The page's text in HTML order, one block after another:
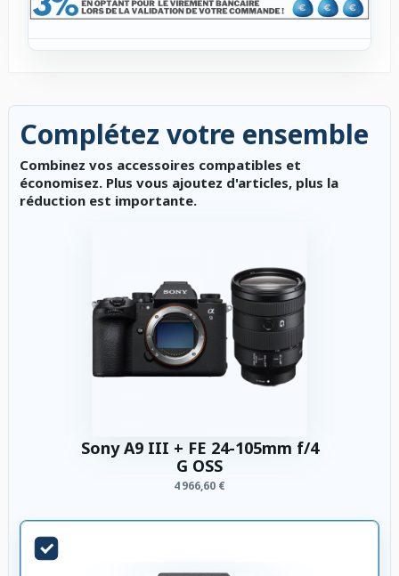
Complétez votre ensemble
Combinez vos accessoires compatibles et
économisez. Plus vous ajoutez d'articles, plus la
réduction est importante.
Sony A9 III + FE 24-105mm f/4
G OSS
4 966,60 €